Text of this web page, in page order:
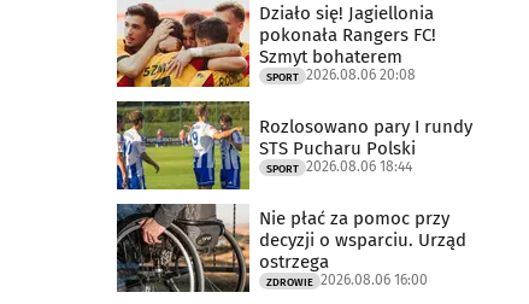
Działo się! Jagiellonia
pokonała Rangers FC!
Szmyt bohaterem
SPORT 2026.08.06 20:08
Rozlosowano pary I rundy
STS Pucharu Polski
SPORT 2026.08.06 18:44
Nie płać za pomoc przy
decyzji o wsparciu. Urząd
ostrzega
ZDROWIE 2026.08.06 16:00